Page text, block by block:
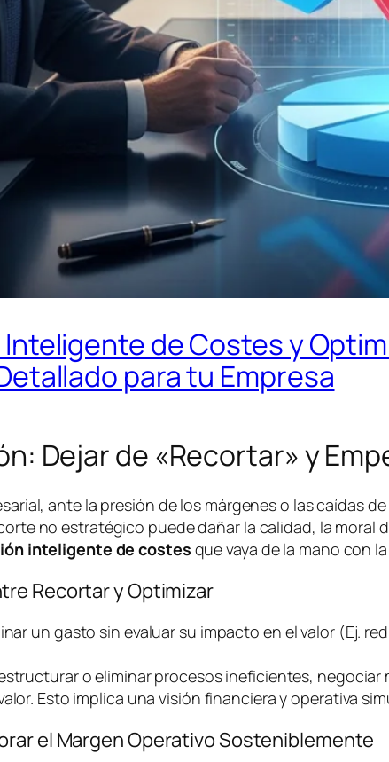
de Costes y
para tu Empresa
Dejar de «Recortar» y
ante la presión de los márgenes o las caídas
no estratégico puede dañar la calidad, la
inteligente de costes que vaya de la mano con la
Recortar y Optimizar
un gasto sin evaluar su impacto en el valor (Ej.
o eliminar procesos ineficientes,
Esto implica una visión financiera y operativa
el Margen Operativo Sosteniblemente